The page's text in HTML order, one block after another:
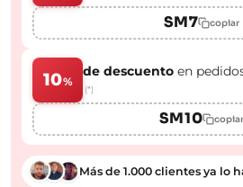
SM7 copiar
10%
de descuento en
(*)
SM10 copiar
Más de 1.000 clientes ya lo